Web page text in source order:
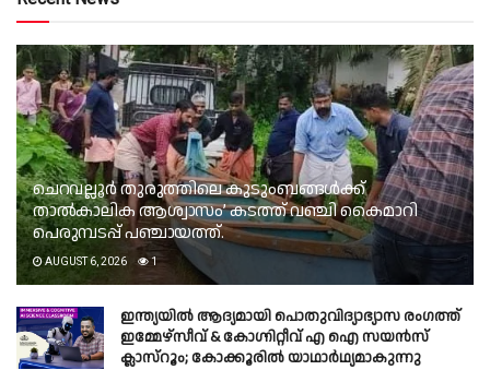
ചെറവല്ലൂർ തുരുത്തിലെ കുടുംബങ്ങൾക്ക്
താൽകാലിക ആശ്വാസം’ കടത്ത് വഞ്ചി കൈമാറി
പെരുമ്പടപ്പ് പഞ്ചായത്ത്.
AUGUST 6, 2026 1
ഇന്ത്യയിൽ ആദ്യമായി പൊതുവിദ്യാഭ്യാസ രംഗത്ത്
ഇമ്മേഴ്സീവ് & കോഗ്നിറ്റീവ് എ ഐ സയൻസ്
ക്ലാസ്‌റൂം; കോക്കൂരിൽ യാഥാർഥ്യമാകുന്നു